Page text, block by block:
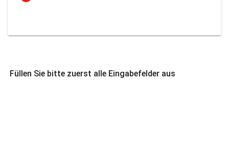
Füllen Sie bitte zuerst alle Eingabefelder aus